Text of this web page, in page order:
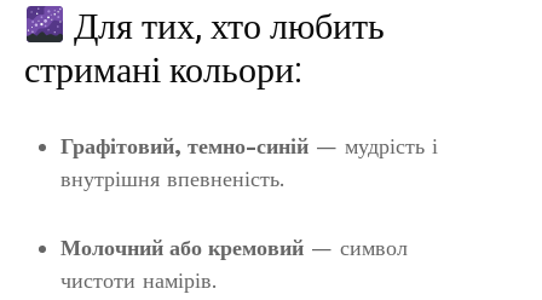
Для тих, хто любить
стримані кольори:
Графітовий, темно-синій — мудрість і
внутрішня впевненість.
Молочний або кремовий — символ
чистоти намірів.